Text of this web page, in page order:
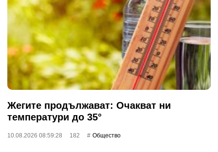
Жегите продължават: Очакват ни
температури до 35°
10.08.2026 08:59:28 182 Общество